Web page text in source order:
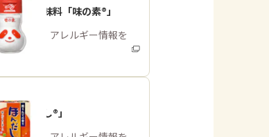
うま味調味料「味の素®」
商品・アレルギー情報を
みる
「ほんだし®」